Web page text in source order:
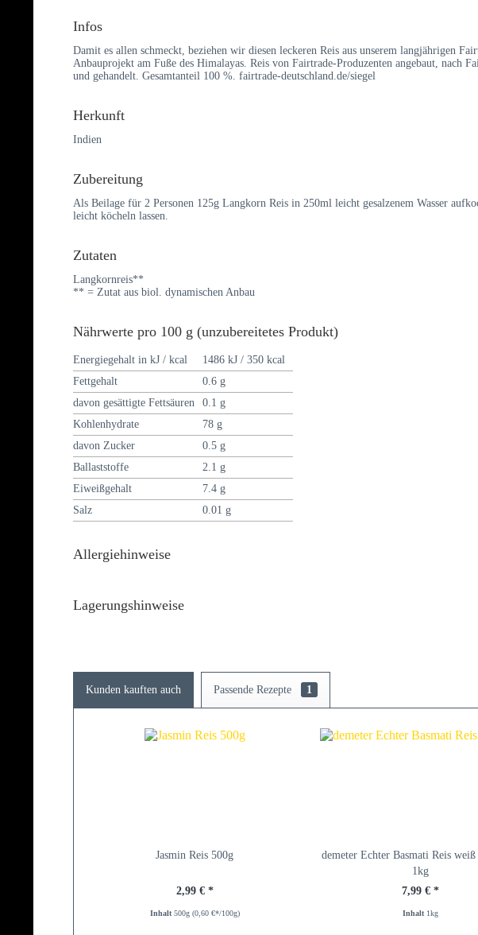
Infos
Damit es allen schmeckt, beziehen wir diesen leckeren Reis aus unserem langjährigen
Anbauprojekt am Fuße des Himalayas. Reis von Fairtrade-Produzenten angebaut, nach
und gehandelt. Gesamtanteil 100 %. fairtrade-deutschland.de/siegel
Herkunft
Indien
Zubereitung
Als Beilage für 2 Personen 125g Langkorn Reis in 250ml leicht gesalzenem Wasser
leicht köcheln lassen.
Zutaten
Langkornreis**
** = Zutat aus biol. dynamischen Anbau
Nährwerte pro 100 g (unzubereitetes Produkt)
Energiegehalt in kJ / kcal
1486 kJ / 350 kcal
Fettgehalt
0.6 g
davon gesättigte Fettsäuren
0.1 g
Kohlenhydrate
78 g
davon Zucker
0.5 g
Ballaststoffe
2.1 g
Eiweißgehalt
7.4 g
Salz
0.01 g
Allergiehinweise
Lagerungshinweise
Kunden kauften auch Passende Rezepte 1
Jasmin Reis 500g
2,99 € *
Inhalt 500g (0,60 €*/100g)
demeter Echter Basmati Reis
1kg
7,99 € *
Inhalt 1kg